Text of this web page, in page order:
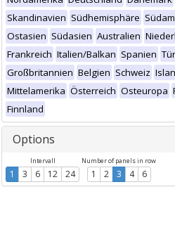
Skandinavien Südhemisphäre
Ostasien Südasien Australien
Frankreich Italien/Balkan Spanien
Großbritannien Belgien Schweiz
Mittelamerika Österreich Osteuropa
Finnland
Options
Intervall
1 3 6 12 24
Number of panels in row
1 2 3 4 6